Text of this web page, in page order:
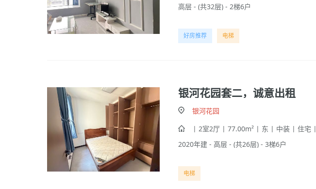
高层 - (共32层) - 2梯6户
好房推荐 电梯
银河花园套二，诚意出租
银河花园
| 2室2厅 | 77.00m² | 东 | 中装 | 住宅 |
2020年建 - 高层 - (共26层) - 3梯6户
电梯